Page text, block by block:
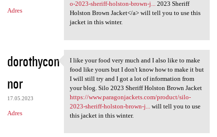
Adres
o-2023-sheriff-holston-brown-j...2023 Sheriff
Holston Brown Jacket</a> will tell you to use this
jacket in this winter.
dorothycon
nor
17.05.2023
Adres
I like your food very much
I like your food very much and I also like to make
food like yours but I don't know how to make it but
I will still try and I got a lot of information from
your blog. Silo 2023 Sheriff Holston Brown Jacket
https://www.paragonjackets.com/product/silo-
2023-sheriff-holston-brown-j...
will tell you to use
this jacket in this winter.